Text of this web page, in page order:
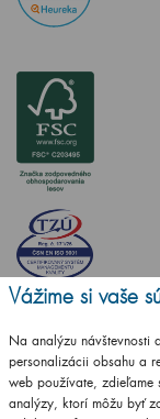
Vážime si vaše
Na analýzu návštevnosti
personalizácii obsahu a
web používate, zdieľame
analýzy, ktorí môžu byť